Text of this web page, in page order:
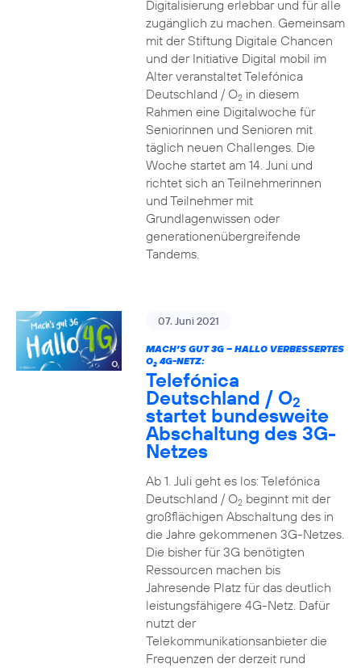
Digitalisierung erlebbar und für alle
zugänglich zu machen. Gemeinsam
mit der Stiftung Digitale Chancen
und der Initiative Digital mobil im
Alter veranstaltet Telefónica
Deutschland / O2in diesem
Rahmen eine Digitalwoche für
Seniorinnen und Senioren mit
täglich neuen Challenges. Die
Woche startet am 14. Juni und
richtet sich an Teilnehmerinnen
und Teilnehmer mit
Grundlagenwissen oder
generationenübergreifende
Tandems.
07. Juni 2021
MACH’S GUT 3G – HALLO VERBESSERTES
O24G-NETZ:
Telefónica
Deutschland / O2
startet bundesweite
Abschaltung des 3G-
Netzes
Ab 1. Juli geht es los: Telefónica
Deutschland / O2beginnt mit der
großflächigen Abschaltung des in
die Jahre gekommenen 3G-Netzes.
Die bisher für 3G benötigten
Ressourcen machen bis
Jahresende Platz für das deutlich
leistungsfähigere 4G-Netz. Dafür
nutzt der
Telekommunikationsanbieter die
Frequenzen der derzeit rund